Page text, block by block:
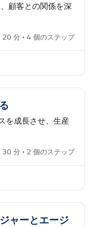
顧客との関係を深
20 分 • 4 個のステップ
を成長させ、生産
30 分 • 2 個のステップ
ャーとエージ